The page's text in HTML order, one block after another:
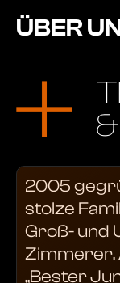
ÜBER
2005
stolze
Groß- und
Zimmerer.
„Bester